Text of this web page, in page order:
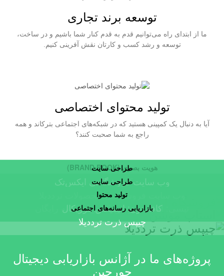
توسعه برند تجاری
ما از ابتدای راه می‌توانیم قدم به قدم کنار شما باشیم و در ساخت،
توسعه و رشد کسب و کارتان نقش آفرینی کنیم.
تولید محتوای اختصاصی
آیا به دنبال یک کمپینی هستید که در شبکه‌های اجتماعی بترکاند و همه
راجع به شما صحبت کنند؟
هویت بصری (BRAND BOOK)
کافه نشانی
طراحی سایت
وب سایت فروشگاهی ایکس‌تک
طراحی سایت
وب سایت فروشگاهی محصولات ترددیلا
تولید محتوا
تپسی: استاپ موشن کمپین صبحانه رایگان
تولید محتوا
کافه نون: انیمیشن موزیکال
بازاریابی رسانه‌های اجتماعی
چیپس ذرت ترددیلا
پروژه‌های ما در آژانس بازاریابی دیجیتال
جورچین